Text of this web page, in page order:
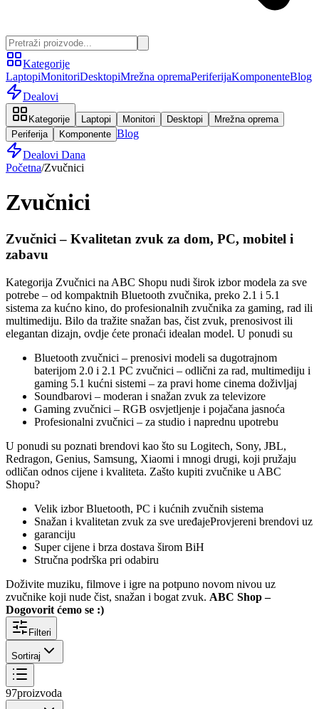
Kategorije
LaptopiMonitoriDesktopiMrežna opremaPeriferijaKomponenteBlog
Dealovi
Kategorije Laptopi Monitori Desktopi
Mrežna oprema
Periferija
Komponente Blog
Dealovi Dana
Početna/Zvučnici
Zvučnici
Zvučnici – Kvalitetan zvuk za dom, PC, mobitel i
zabavu
Kategorija Zvučnici na ABC Shopu nudi širok izbor modela za sve
potrebe – od kompaktnih Bluetooth zvučnika, preko 2.1 i 5.1
sistema za kućno kino, do profesionalnih zvučnika za gaming, rad ili
multimediju. Bilo da tražite snažan bas, čist zvuk, prenosivost ili
elegantan dizajn, ovdje ćete pronaći idealan model. U ponudi su
Bluetooth zvučnici – prenosivi modeli sa dugotrajnom
baterijom 2.0 i 2.1 PC zvučnici – odlični za rad, multimediju i
gaming 5.1 kućni sistemi – za pravi home cinema doživljaj
Soundbarovi – moderan i snažan zvuk za televizore
Gaming zvučnici – RGB osvjetljenje i pojačana jasnoća
Profesionalni zvučnici – za studio i naprednu upotrebu
U ponudi su poznati brendovi kao što su Logitech, Sony, JBL,
Redragon, Genius, Samsung, Xiaomi i mnogi drugi, koji pružaju
odličan odnos cijene i kvaliteta. Zašto kupiti zvučnike u ABC
Shopu?
Velik izbor Bluetooth, PC i kućnih zvučnih sistema
Snažan i kvalitetan zvuk za sve uređajeProvjereni brendovi uz
garanciju
Super cijene i brza dostava širom BiH
Stručna podrška pri odabiru
Doživite muziku, filmove i igre na potpuno novom nivou uz
zvučnike koji nude čist, snažan i bogat zvuk. ABC Shop –
Dogovorit ćemo se :)
Filteri
Sortiraj
97proizvoda